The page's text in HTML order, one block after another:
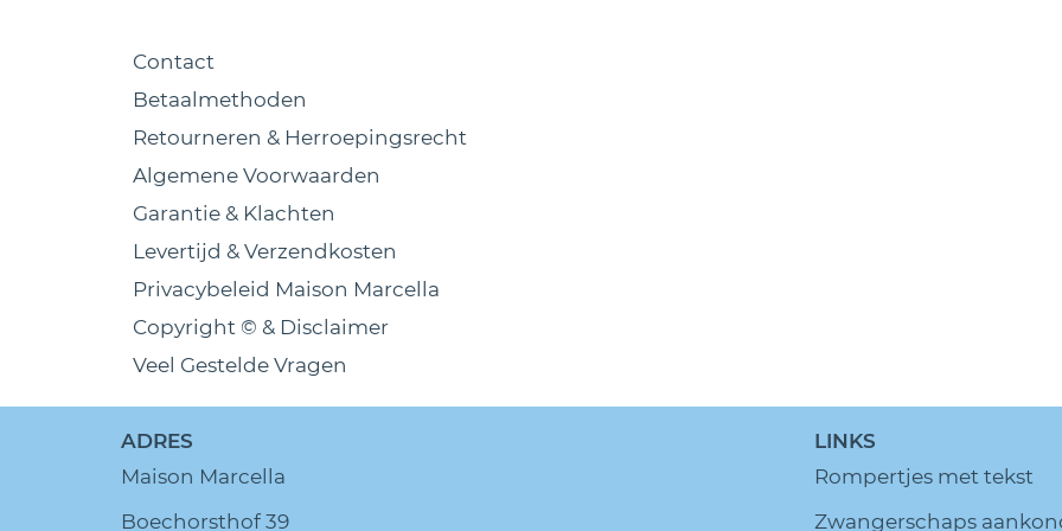
Contact
Betaalmethoden
Retourneren & Herroepingsrecht
Algemene Voorwaarden
Garantie & Klachten
Levertijd & Verzendkosten
Privacybeleid Maison Marcella
Copyright © & Disclaimer
Veel Gestelde Vragen
ADRES
Maison Marcella
Boechorsthof 39
LINKS
Rompertjes met tekst
Zwangerschaps